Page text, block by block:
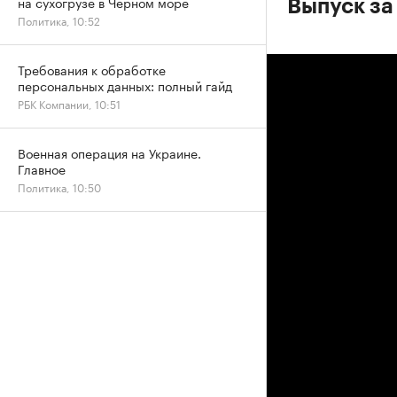
Выпуск
Политика, 10:52
Требования к обработке
персональных данных: полный гайд
РБК Компании, 10:51
Военная операция на Украине.
Главное
Политика, 10:50